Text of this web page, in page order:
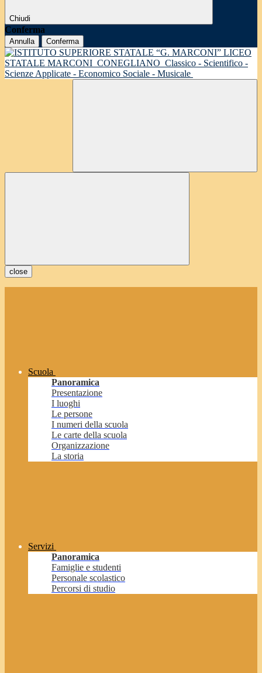
Chiudi
Conferma
Annulla Conferma
LICEO
STATALE MARCONI CONEGLIANO Classico - Scientifico -
Scienze Applicate - Economico Sociale - Musicale
close
Scuola
Panoramica
Presentazione
I luoghi
Le persone
I numeri della scuola
Le carte della scuola
Organizzazione
La storia
Servizi
Panoramica
Famiglie e studenti
Personale scolastico
Percorsi di studio